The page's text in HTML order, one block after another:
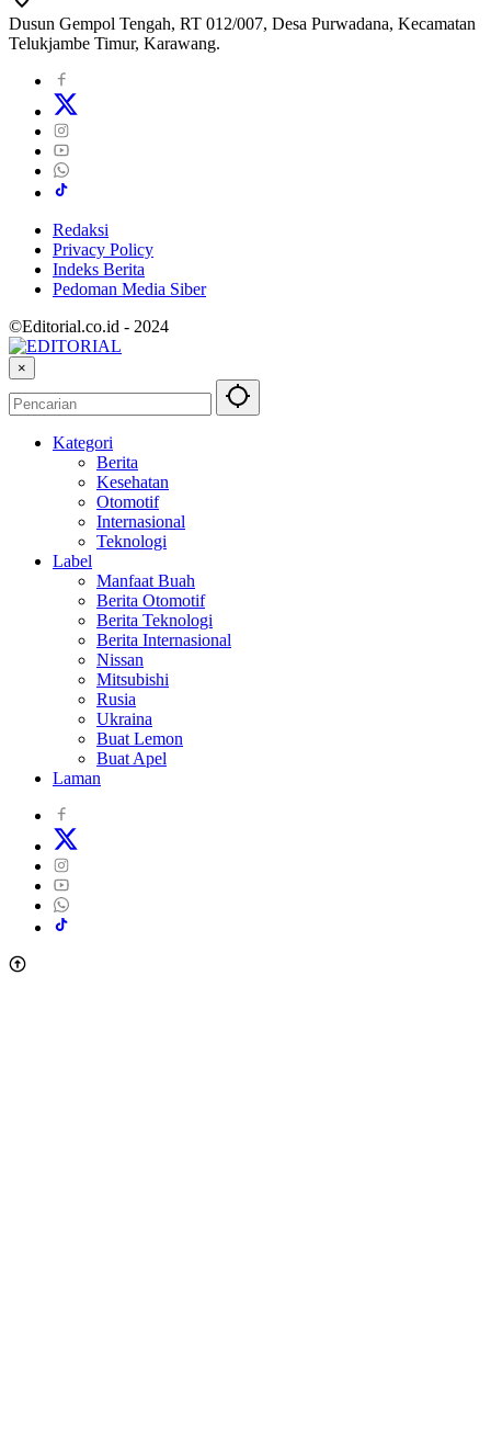
Dusun Gempol Tengah, RT 012/007, Desa Purwadana, Kecamatan
Telukjambe Timur, Karawang.
Redaksi
Privacy Policy
Indeks Berita
Pedoman Media Siber
©Editorial.co.id - 2024
×
Kategori
Berita
Kesehatan
Otomotif
Internasional
Teknologi
Label
Manfaat Buah
Berita Otomotif
Berita Teknologi
Berita Internasional
Nissan
Mitsubishi
Rusia
Ukraina
Buat Lemon
Buat Apel
Laman